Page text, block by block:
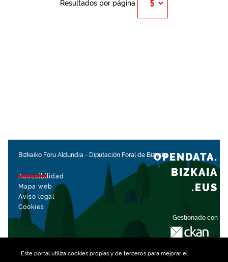
Este portal utiliza cookiespropias y de terceros para mejorar el
Resultados por página
Bizkaiko Foru Aldundia - Diputación Foral de Bizkaia
Accesibilidad
Mapa web
Aviso legal
Cookies
Gestionado con
OPENDATA.
BIZKAIA
.EUS